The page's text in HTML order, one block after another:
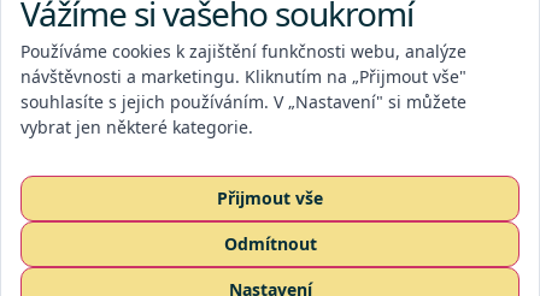
I.L.T.S. Praha, s.r.o.
Poptat službu
Vážíme si vašeho soukromí
Používáme cookies k zajištění funkčnosti webu, analýze
návštěvnosti a marketingu. Kliknutím na „Přijmout vše"
souhlasíte s jejich používáním. V „Nastavení" si můžete
vybrat jen některé kategorie.
Přijmout vše
Odmítnout
Nastavení